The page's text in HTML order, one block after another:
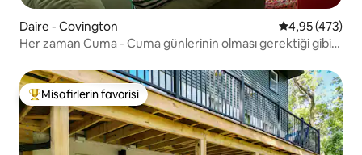
Daire - Covington 5 üzerinden
4,95 (473)
Her zaman Cuma - Cuma günlerinin olması gerektiği gibi
Misafirlerin favorilerinden en beğenilenler arasında
Misafirlerin favorisi